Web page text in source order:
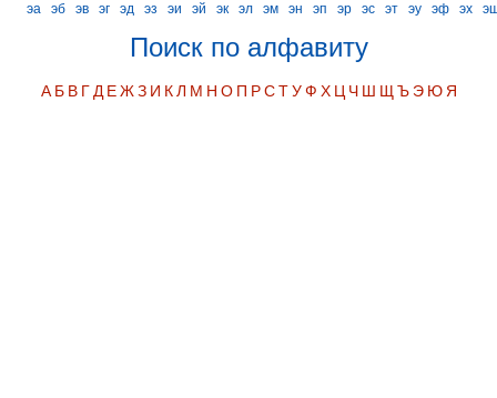
эа
эб эв эг эд эз эи эй эк эл эм эн эп эр эс эт эу эф эх
Поиск по алфавиту
А Б В Г Д Е Ж З И К Л М Н О П Р С Т У Ф Х Ц Ч Ш Щ Ъ Э Ю Я